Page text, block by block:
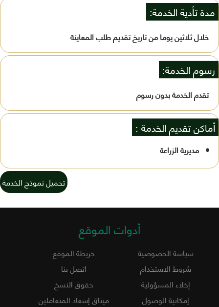
مدة تأدية الخدمة:
خلال ثلاثين يوما من تاريخ تقديم طلب المعاينة
رسوم الخدمة:
تقدم الخدمة بدون رسوم
أماكن تقديم الخدمة :
مديرية الزراعة
تحميل نموذج الخدمة
أدوات الموقع
سياسة الخصوصية
خريطة الموقع
شروط الاستخدام
اتصل بنا
إخلاء المسؤولية
حقوق النسخ
إمكانية الوصول
ميثاق إسعاد المتعاملين